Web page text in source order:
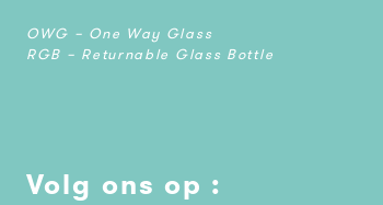
OWG – One Way Glass
RGB – Returnable Glass Bottle
Volg ons op :